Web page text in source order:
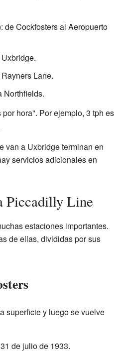
de Cockfosters al Aeropuerto
Lane.
Northfields.
hora". Por ejemplo, 3 tph es
van a Uxbridge terminan en
servicios adicionales en
Piccadilly Line
estaciones importantes.
de ellas, divididas por sus
superficie y luego se vuelve
de julio de 1933.